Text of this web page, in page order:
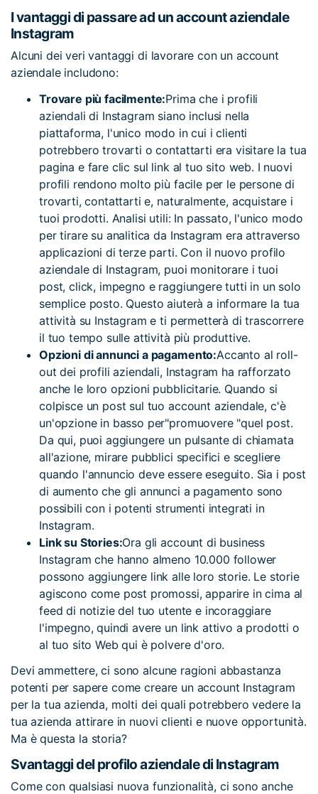
I vantaggi di passare ad un account aziendale
Instagram
Alcuni dei veri vantaggi di lavorare con un account
aziendale includono:
Trovare più facilmente:Prima che i profili
aziendali di Instagram siano inclusi nella
piattaforma, l'unico modo in cui i clienti
potrebbero trovarti o contattarti era visitare la tua
pagina e fare clic sul link al tuo sito web. I nuovi
profili rendono molto più facile per le persone di
trovarti, contattarti e, naturalmente, acquistare i
tuoi prodotti. Analisi utili: In passato, l'unico modo
per tirare su analitica da Instagram era attraverso
applicazioni di terze parti. Con il nuovo profilo
aziendale di Instagram, puoi monitorare i tuoi
post, click, impegno e raggiungere tutti in un solo
semplice posto. Questo aiuterà a informare la tua
attività su Instagram e ti permetterà di trascorrere
il tuo tempo sulle attività più produttive.
Opzioni di annunci a pagamento:Accanto al roll-
out dei profili aziendali, Instagram ha rafforzato
anche le loro opzioni pubblicitarie. Quando si
colpisce un post sul tuo account aziendale, c'è
un'opzione in basso per"promuovere "quel post.
Da qui, puoi aggiungere un pulsante di chiamata
all'azione, mirare pubblici specifici e scegliere
quando l'annuncio deve essere eseguito. Sia i post
di aumento che gli annunci a pagamento sono
possibili con i potenti strumenti integrati in
Instagram.
Link su Stories:Ora gli account di business
Instagram che hanno almeno 10.000 follower
possono aggiungere link alle loro storie. Le storie
agiscono come post promossi, apparire in cima al
feed di notizie del tuo utente e incoraggiare
l'impegno, quindi avere un link attivo a prodotti o
al tuo sito Web qui è polvere d'oro.
Devi ammettere, ci sono alcune ragioni abbastanza
potenti per sapere come creare un account Instagram
per la tua azienda, molti dei quali potrebbero vedere la
tua azienda attirare in nuovi clienti e nuove opportunità.
Ma è questa la storia?
Svantaggi del profilo aziendale di Instagram
Come con qualsiasi nuova funzionalità, ci sono anche